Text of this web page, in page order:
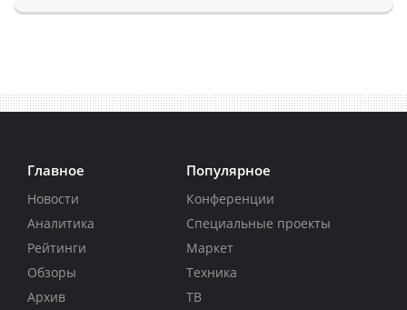
Главное
Новости
Аналитика
Рейтинги
Обзоры
Архив
Популярное
Конференции
Специальные проекты
Маркет
Техника
ТВ